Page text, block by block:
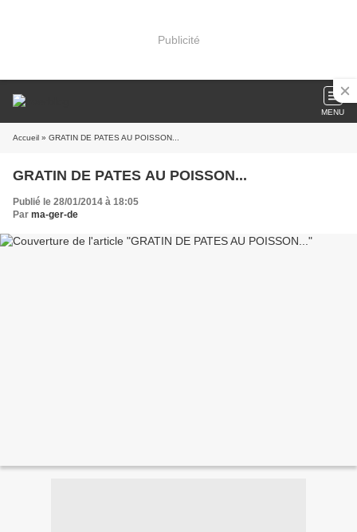
Publicité
MENU
Accueil » GRATIN DE PATES AU POISSON...
GRATIN DE PATES AU POISSON...
Publié le 28/01/2014 à 18:05
Par ma-ger-de